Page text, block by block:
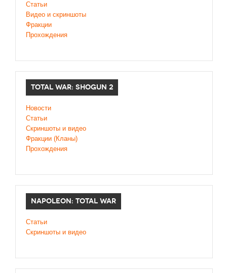
Статьи
Видео и скриншоты
Фракции
Прохождения
TOTAL WAR: SHOGUN 2
Новости
Статьи
Cкриншоты и видео
Фракции (Кланы)
Прохождения
NAPOLEON: TOTAL WAR
Статьи
Скриншоты и видео